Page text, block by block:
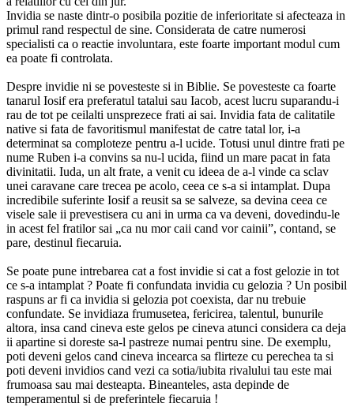
Invidia se naste dintr-o posibila pozitie de inferioritate si afecteaza in
primul rand respectul de sine. Considerata de catre numerosi
specialisti ca o reactie involuntara, este foarte important modul cum
ea poate fi controlata.
Despre invidie ni se povesteste si in Biblie. Se povesteste ca foarte
tanarul Iosif era preferatul tatalui sau Iacob, acest lucru suparandu-i
rau de tot pe ceilalti unsprezece frati ai sai. Invidia fata de calitatile
native si fata de favoritismul manifestat de catre tatal lor, i-a
determinat sa comploteze pentru a-l ucide. Totusi unul dintre frati pe
nume Ruben i-a convins sa nu-l ucida, fiind un mare pacat in fata
divinitatii. Iuda, un alt frate, a venit cu ideea de a-l vinde ca sclav
unei caravane care trecea pe acolo, ceea ce s-a si intamplat. Dupa
incredibile suferinte Iosif a reusit sa se salveze, sa devina ceea ce
visele sale ii prevestisera cu ani in urma ca va deveni, dovedindu-le
in acest fel fratilor sai „ca nu mor caii cand vor cainii”, contand, se
pare, destinul fiecaruia.
Se poate pune intrebarea cat a fost invidie si cat a fost gelozie in tot
ce s-a intamplat ? Poate fi confundata invidia cu gelozia ? Un posibil
raspuns ar fi ca invidia si gelozia pot coexista, dar nu trebuie
confundate. Se invidiaza frumusetea, fericirea, talentul, bunurile
altora, insa cand cineva este gelos pe cineva atunci considera ca deja
ii apartine si doreste sa-l pastreze numai pentru sine. De exemplu,
poti deveni gelos cand cineva incearca sa flirteze cu perechea ta si
poti deveni invidios cand vezi ca sotia/iubita rivalului tau este mai
frumoasa sau mai desteapta. Bineanteles, asta depinde de
temperamentul si de preferintele fiecaruia !